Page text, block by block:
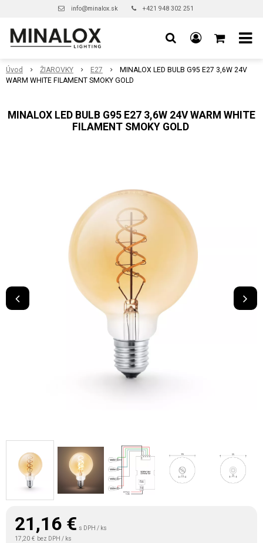
info@minalox.sk +421 948 302 251
Úvod ŽIAROVKY E27
MINALOX LED BULB G95 E27 3,6W 24V
WARM WHITE FILAMENT SMOKY GOLD
MINALOX LED BULB G95 E27 3,6W 24V WARM WHITE
FILAMENT SMOKY GOLD
21,16 € s DPH / ks
17,20 € bez DPH / ks